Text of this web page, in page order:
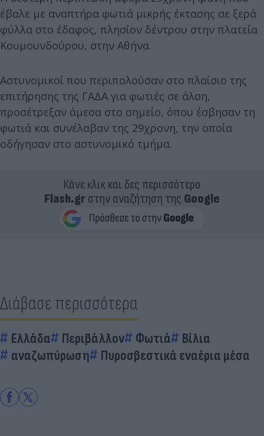
έβαλε με αναπτήρα φωτιά μικρής έκτασης σε ξερά
φύλλα στο έδαφος, πλησίον δέντρου στην πλατεία
Κουμουνδούρου, στην Αθήνα.
Αστυνομικοί που περιπολούσαν στο πλαίσιο της
επιτήρησης της ΓΑΔΑ για φωτιές σε άλση,
προσέτρεξαν άμεσα στο σημείο, όπου έσβησαν τη
φωτιά και συνέλαβαν της 29χρονη, την οποία
οδήγησαν στο αστυνομικό τμήμα.
Κάνε κλικ και δες περισσότερο
Flash.grστην αναζήτηση της Google
Διάβασε περισσότερα
Ελλάδα Περιβάλλον Φωτιά
Βίλια
αναζωπύρωση
Πυροσβεστικά εναέρια μέσα